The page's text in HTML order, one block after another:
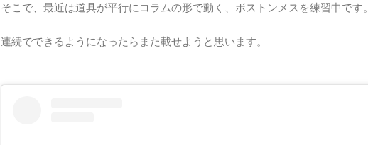
そこで、最近は道具が平行にコラムの形で動く、ボストンメスを練習中です。
連続でできるようになったらまた載せようと思います。